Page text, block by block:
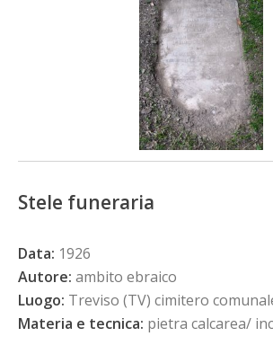
Stele funeraria
Data: 1926
Autore: ambito ebraico
Luogo: Treviso (TV) cimitero
Materia e tecnica: pietra calcarea/